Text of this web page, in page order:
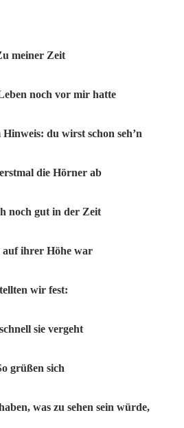
meiner Zeit
noch vor mir hatte
du wirst schon seh’n
die Hörner ab
noch gut in der Zeit
auf ihrer Höhe war
wir fest:
sie vergeht
grüßen sich
was zu sehen sein würde,